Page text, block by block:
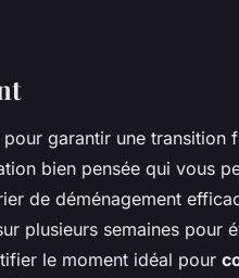
garantir une transition
bien pensée qui vous
de déménagement
plusieurs semaines pour
le moment idéal pour